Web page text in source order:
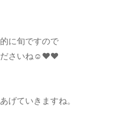
に旬ですので
ださいね☺️❤️❤️
げていきますね。